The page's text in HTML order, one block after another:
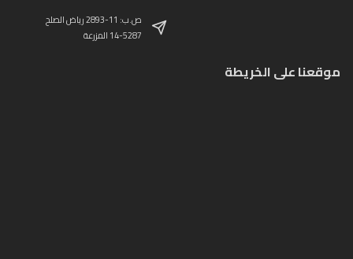
ص.ب: 11-2893 رياض الصلح
14-5287 المزرعة
موقعنا على الخريطة